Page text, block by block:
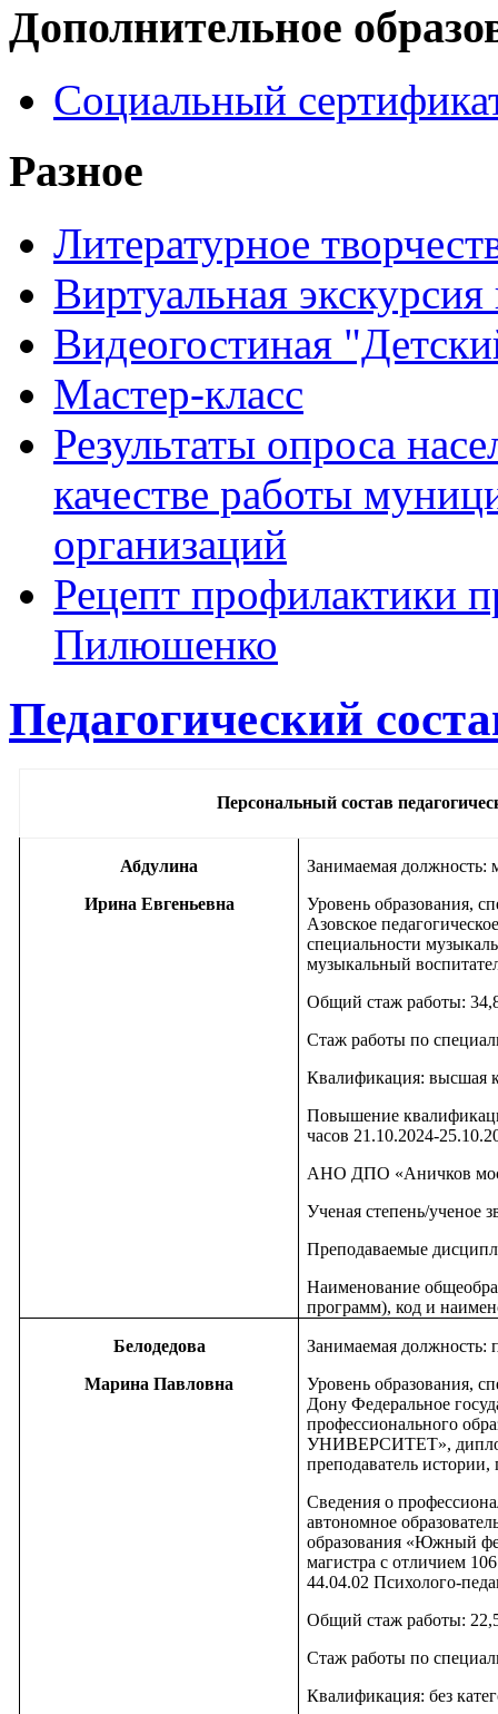
Дополнительное
Социальный
Разное
Литературное
Виртуальная
Видеогостиная
Мастер-класс
Результаты опроса
качестве работы
организаций
Рецепт профилактики
Пилюшенко
Педагогический
Персональный состав
Абдулина
Ирина Евгеньевна
Занимаемая должность:
Уровень образования,
Азовское
специальности
музыкальный
Общий стаж работы:
Стаж работы по
Квалификация: высшая
Повышение
часов 21.10.2024-
АНО ДПО «Аничков
Ученая степень/ученое
Преподаваемые
Наименование
программ), код и
Белодедова
Марина Павловна
Занимаемая должность:
Уровень образования,
Дону Федеральное
профессионального
УНИВЕРСИТЕТ»,
преподаватель
Сведения о
автономное
образования «Южный
магистра с отличием
44.04.02 Психолого-
Общий стаж работы:
Стаж работы по
Квалификация: без